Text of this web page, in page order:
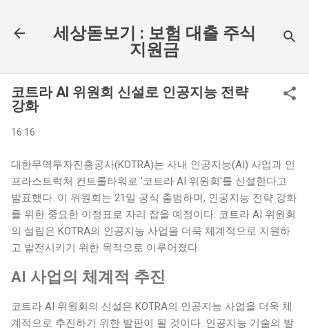
세상돋보기 : 보험 대출 주식
지원금
코트라 AI 위원회 신설로 인공지능 전략
강화
16:16
대한무역투자진흥공사(KOTRA)는 사내 인공지능(AI) 사업과 인
프라스트럭처 컨트롤타워로 '코트라 AI 위원회'를 신설한다고
발표했다. 이 위원회는 21일 공식 출범하며, 인공지능 전략 강화
를 위한 중요한 이정표로 자리 잡을 예정이다. 코트라 AI 위원회
의 설립은 KOTRA의 인공지능 사업을 더욱 체계적으로 지원하
고 발전시키기 위한 목적으로 이루어졌다.
AI 사업의 체계적 추진
코트라 AI 위원회의 신설은 KOTRA의 인공지능 사업을 더욱 체
계적으로 추진하기 위한 발판이 될 것이다. 인공지능 기술의 발